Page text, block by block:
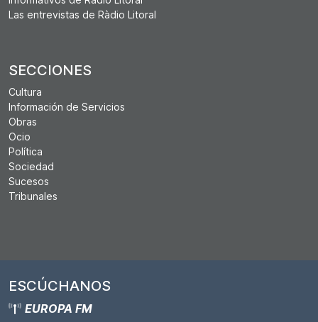
Las entrevistas de Ràdio Litoral
SECCIONES
Cultura
Información de Servicios
Obras
Ocio
Política
Sociedad
Sucesos
Tribunales
ESCÚCHANOS
EUROPA FM